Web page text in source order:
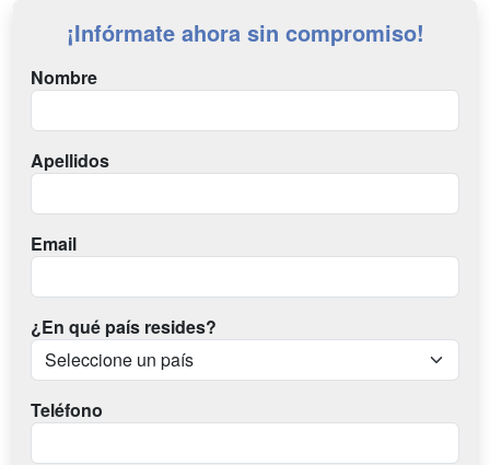
¡Infórmate ahora sin compromiso!
Nombre
Apellidos
Email
¿En qué país resides?
Teléfono